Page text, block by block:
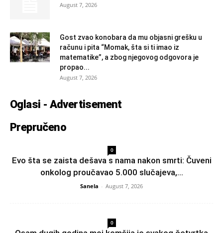
August 7, 2026
Gost zvao konobara da mu objasni grešku u
računu i pita “Momak, šta si ti imao iz
matematike”, a zbog njegovog odgovora je
propao...
August 7, 2026
Oglasi - Advertisement
Prepručeno
0
Evo šta se zaista dešava s nama nakon smrti: Čuveni
onkolog proučavao 5.000 slučajeva,...
Sanela - August 7, 2026
0